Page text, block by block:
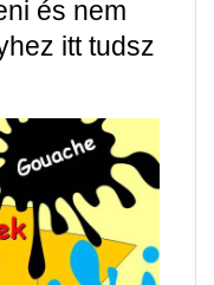
és nem
itt tudsz